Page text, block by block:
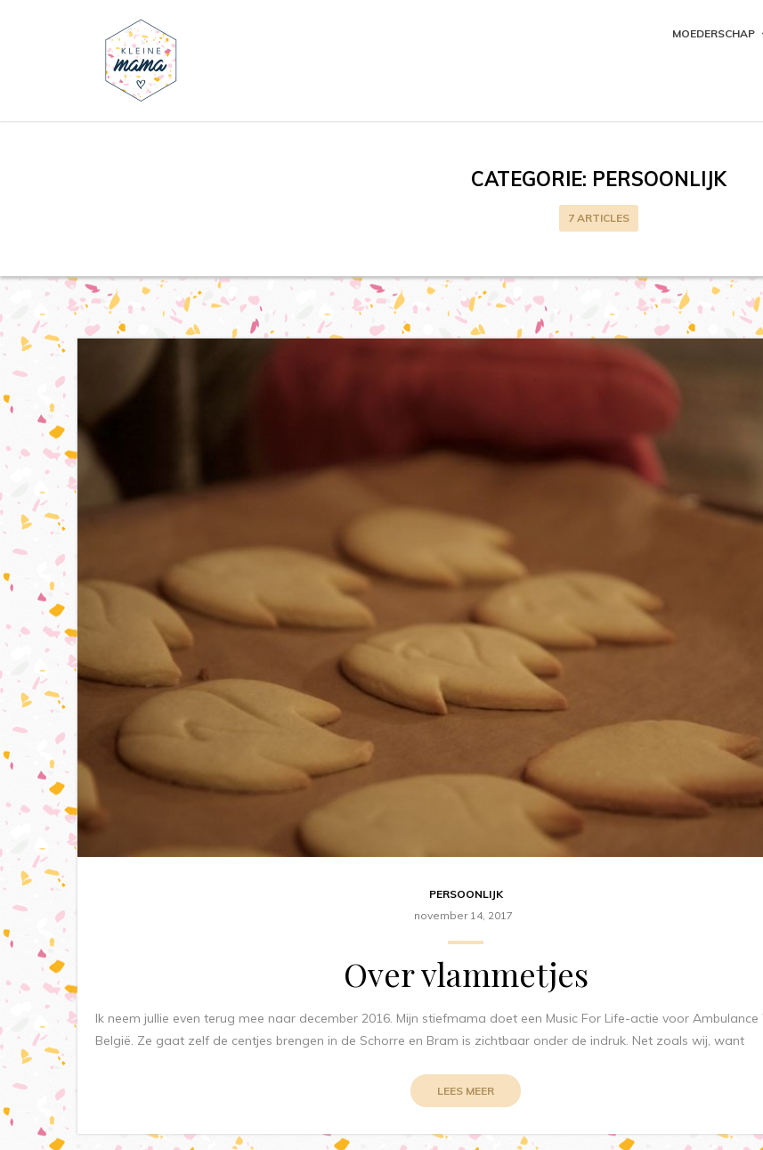
MOEDERSCHAP
CATEGORIE: PERSOONLIJK
7 ARTICLES
PERSOONLIJK
november 14, 2017
Over vlammetjes
Ik neem jullie even terug mee naar december 2016. Mijn stiefmama doet een Music For Life-actie voor Ambulance
België. Ze gaat zelf de centjes brengen in de Schorre en Bram is zichtbaar onder de indruk. Net zoals wij, want
LEES MEER